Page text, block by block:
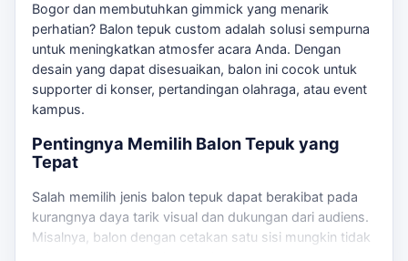
Bogor dan membutuhkan gimmick yang menarik
perhatian? Balon tepuk custom adalah solusi sempurna
untuk meningkatkan atmosfer acara Anda. Dengan
desain yang dapat disesuaikan, balon ini cocok untuk
supporter di konser, pertandingan olahraga, atau event
kampus.
Pentingnya Memilih Balon Tepuk yang
Tepat
Salah memilih jenis balon tepuk dapat berakibat pada
kurangnya daya tarik visual dan dukungan dari audiens.
Misalnya, balon dengan cetakan satu sisi mungkin tidak